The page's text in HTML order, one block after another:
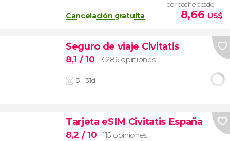
Cancelación gratuita
por coche desde
8,66 US$
Seguro de viaje Civitatis
8,1 / 10 3.286 opiniones
3 - 31d
Tarjeta eSIM Civitatis España
8,2 / 10 115 opiniones